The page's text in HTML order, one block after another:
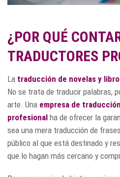
¿POR QUÉ
TRADUCTORES
La traducción de novelas y
No se trata de traducir palabras,
arte. Una empresa de traducción
profesional ha de ofrecer la
sea una mera traducción de
público al que está destinado y
que lo hagan más cercano y